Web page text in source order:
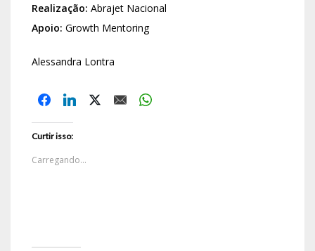
Realização: Abrajet Nacional
Apoio: Growth Mentoring
Alessandra Lontra
Curtir isso:
Carregando...